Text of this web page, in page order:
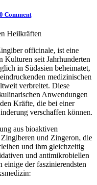
0 Comment
Heilkräften
officinale, ist eine
Kulturen seit Jahrhunderten
in Südasien beheimatet,
medizinischen
verbreitet. Diese
Anwendungen
Kräfte, die bei einer
verschaffen können.
aus bioaktiven
und Zingeron, die
und ihm gleichzeitig
und antimikrobiellen
der faszinierendsten